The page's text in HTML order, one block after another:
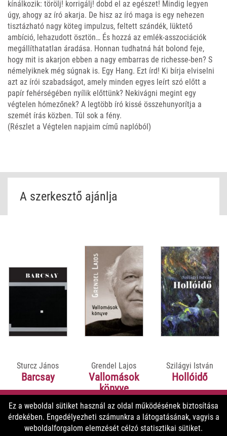
kínálkozik: törölj! korrigálj! dobd el az egészet! Mindig legyen
úgy, ahogy az író akarja. De hisz az író maga is egy nehezen
tisztázható nagy köteg impulzus, feltett szándék, lüktető
ambíció, lehazudott ösztön… És hozzá az emlék-asszociációk
megállíthatatlan áradása. Honnan tudhatná hát bolond feje,
hogy mit is akarjon ebben a nagy embarras de richesse-ben? S
némelyiknek még súgnak is. Egy Hang. Ezt írd! Ki bírja elviselni
azt az írói szabadságot, amely minden egyes leírt szó előtt a
papír fehérségében nyílik előttünk? Nekivágni megint egy
végtelen hómezőnek? A legtöbb író kissé összehunyorítja a
szemét írás közben. Túl sok a fény.
(Részlet a Végtelen napjaim című naplóból)
A szerkesztő ajánlja
Sturcz János
Barcsay
9900 Ft
Grendel Lajos
Vallomások
könyve
5800 Ft
Szilágyi István
Hollóidő
5800 Ft
Ez a weboldal sütiket használ az oldal működésének biztosítása
érdekében. Engedélyezheti számunkra a látogatásának, vagyis a
weboldalforgalom elemzését célzó statisztikai sütiket.